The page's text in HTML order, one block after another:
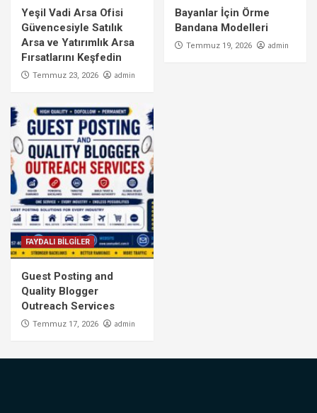
Yeşil Vadi Arsa Ofisi
Güvencesiyle Satılık
Arsa ve Yatırımlık Arsa
Fırsatlarını Keşfedin
Temmuz 23, 2026 admin
Bayanlar İçin Örme
Bandana Modelleri
Temmuz 19, 2026 admin
FAYDALI BİLGİLER
Guest Posting and
Quality Blogger
Outreach Services
Temmuz 17, 2026 admin